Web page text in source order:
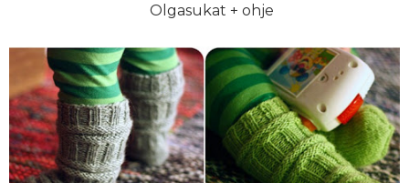
Olgasukat + ohje